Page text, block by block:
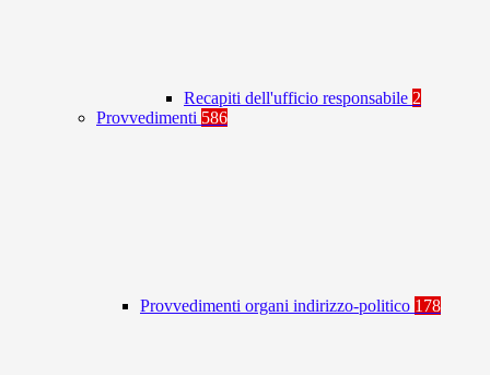
Recapiti dell'ufficio responsabile 2
Provvedimenti 586
Provvedimenti organi indirizzo-politico 178